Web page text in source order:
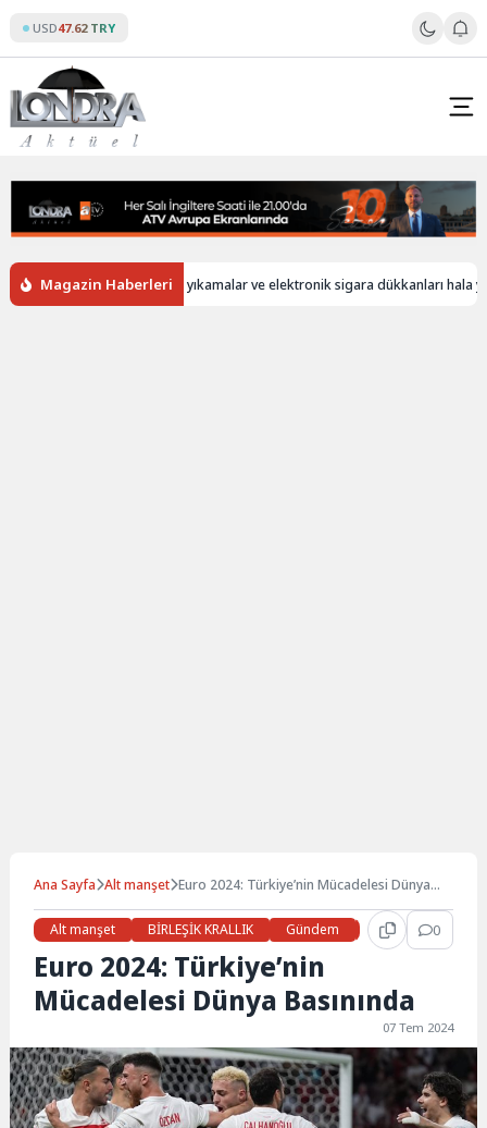
content
USD47.62 TRY
Magazin Haberleri
İngiltere’de oto yıkamalar ve elektronik sigara dükkanları hala
Ana Sayfa Alt manşet Euro 2024: Türkiye’nin Mücadelesi Dünya
Alt manşet
BİRLEŞİK KRALLIK Gündem Haberler 0
Euro 2024: Türkiye’nin
Mücadelesi Dünya Basınında
07 Tem 2024